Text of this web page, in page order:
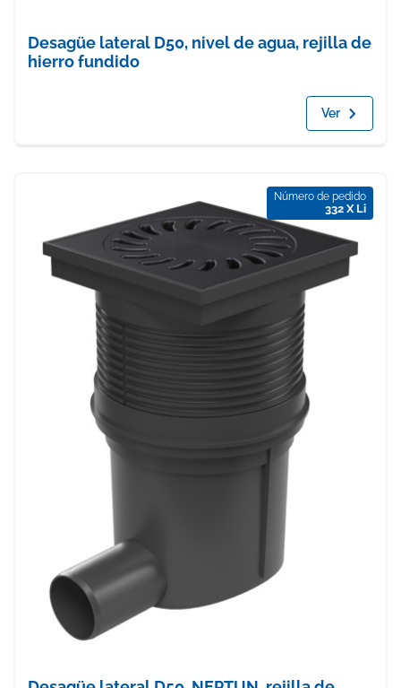
Desagüe lateral D50, nivel de agua, rejilla de
hierro fundido
Ver
Número de pedido
332 X Li